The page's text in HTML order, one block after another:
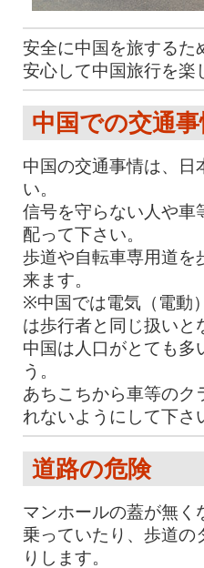
安全に中国を旅するた
安心して中国旅行を楽
中国での交通事
中国の交通事情は、日
い。
信号を守らない人や車
配って下さい。
歩道や自転車専用道を
来ます。
※中国では電気（電動
は歩行者と同じ扱いと
中国は人口がとても多
う。
あちこちから車等のク
れないようにして下さ
道路の危険
マンホールの蓋が無く
乗っていたり、歩道の
りします。